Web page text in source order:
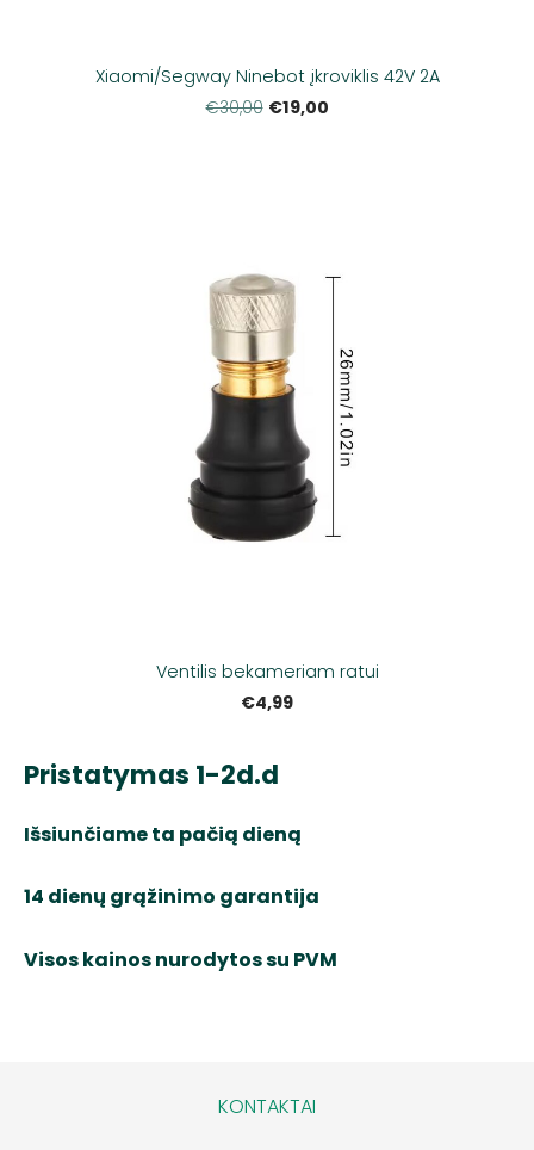
Pristatymas 1-2d.d
Išsiunčiame ta pačią dieną
14 dienų grąžinimo garantija
Visos kainos nurodytos su PVM
Xiaomi/Segway Ninebot įkroviklis 42V 2A
€30,00 €19,00
Ventilis bekameriam ratui
€4,99
KONTAKTAI